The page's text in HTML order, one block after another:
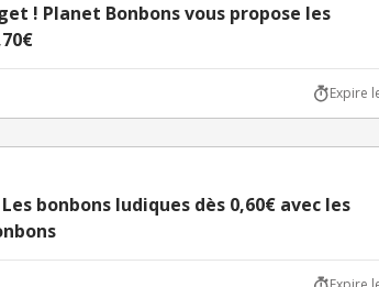
! Planet Bonbons vous propose les
Expire
Les bonbons ludiques dès 0,60€ avec les